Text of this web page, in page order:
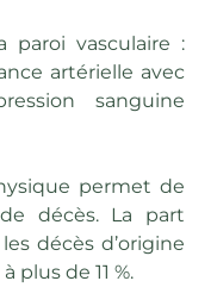
paroi vasculaire :
artérielle avec
sanguine
permet de
décès. La part
décès d’origine
plus de 11 %.